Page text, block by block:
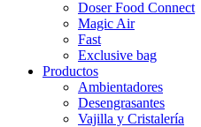
Doser Food Connect
Magic Air
Fast
Exclusive bag
Productos
Ambientadores
Desengrasantes
Vajilla y Cristalería